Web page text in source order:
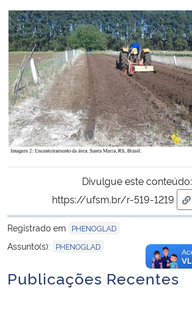
Banco Central do Brasil
Planalto
Divulgue este conteúdo:
https://ufsm.br/r-519-1219
Registrado em
PHENOGLAD
Assunto(s): PHENOGLAD
Publicações Recentes